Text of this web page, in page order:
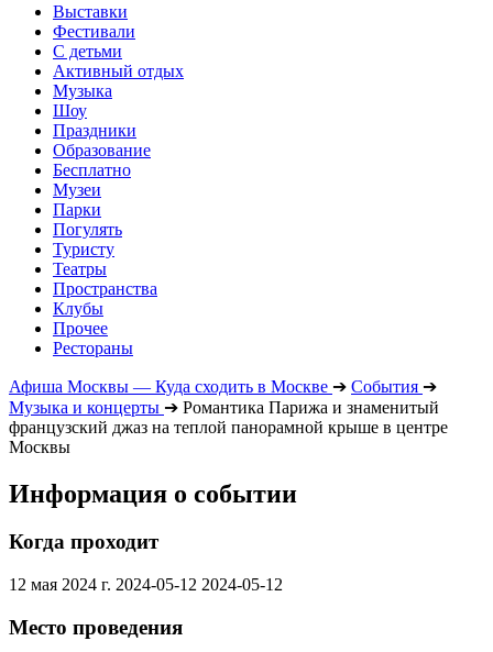
Выставки
Фестивали
С детьми
Активный отдых
Музыка
Шоу
Праздники
Образование
Бесплатно
Музеи
Парки
Погулять
Туристу
Театры
Пространства
Клубы
Прочее
Рестораны
Афиша Москвы — Куда сходить в Москве ➔ События ➔
Музыка и концерты ➔ Романтика Парижа и знаменитый
французский джаз на теплой панорамной крыше в центре
Москвы
Информация о событии
Когда проходит
12 мая 2024 г. 2024-05-12 2024-05-12
Место проведения